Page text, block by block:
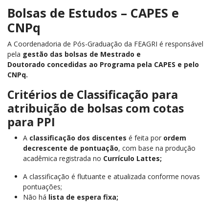
Bolsas de Estudos – CAPES e
CNPq
A Coordenadoria de Pós-Graduação da FEAGRI é responsável
pela gestão das bolsas de Mestrado e
Doutorado concedidas ao Programa pela CAPES e pelo
CNPq.
Critérios de Classificação para
atribuição de bolsas com cotas
para PPI
A classificação dos discentes é feita por ordem
decrescente de pontuação, com base na produção
acadêmica registrada no Currículo Lattes;
A classificação é flutuante e atualizada conforme novas
pontuações;
Não há lista de espera fixa;